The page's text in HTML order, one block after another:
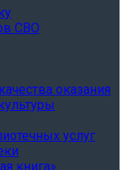
СВО
оказания
услуг
книга»